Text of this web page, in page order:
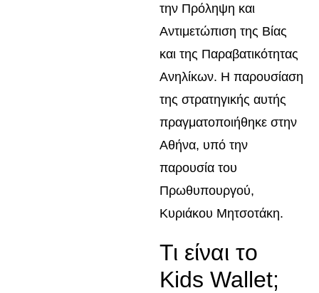
την Πρόληψη και
Αντιμετώπιση της Βίας
και της Παραβατικότητας
Ανηλίκων. Η παρουσίαση
της στρατηγικής αυτής
πραγματοποιήθηκε στην
Αθήνα, υπό την
παρουσία του
Πρωθυπουργού,
Κυριάκου Μητσοτάκη.
Τι είναι το
Kids Wallet;